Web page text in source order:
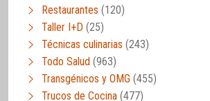
Restaurantes (120)
Taller I+D (25)
Técnicas culinarias (243)
Todo Salud (963)
Transgénicos y OMG (455)
Trucos de Cocina (477)